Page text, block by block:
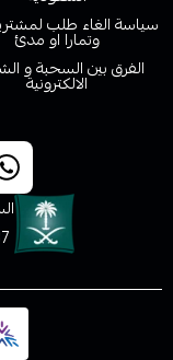
سياسة الغاء طلب
وتمارا او مدئ
الفرق بين السحبة و
الالكترونية